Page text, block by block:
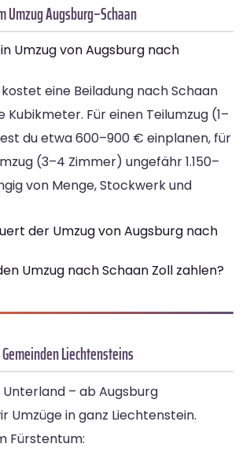
Umzug Augsburg–Schaan
Umzug von Augsburg nach
eine Beiladung nach Schaan
Für einen Teilumzug (1–
du etwa 600–900 € einplanen, für
(3–4 Zimmer) ungefähr 1.150–
von Menge, Stockwerk und
der Umzug von Augsburg nach
Umzug nach Schaan Zoll zahlen?
Liechtensteins
– ab Augsburg
Umzüge in ganz Liechtenstein.
Fürstentum: